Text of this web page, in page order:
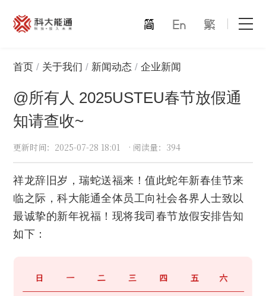
首页
关于我们
产品中心
能通万家
才赋未来
解决方案
联系我们
首页 关于我们 新闻动态 企业新闻
@所有人 2025USTEU春节放假通
知请查收~
更新时间：2025-07-28 18:01 · 阅读量：394
祥龙辞旧岁，瑞蛇送福来！值此蛇年新春佳节来
临之际，科大能通全体员工向社会各界人士致以
最诚挚的新年祝福！现将我司春节放假安排告知
如下：